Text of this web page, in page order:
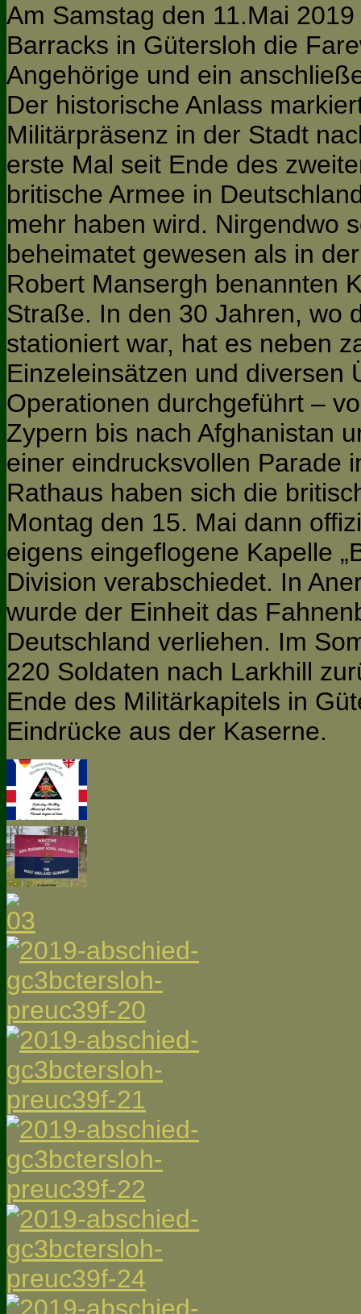
Am Samstag den 11.Mai
Barracks in Gütersloh die
Angehörige und ein
Der historische Anlass
Militärpräsenz in der Stadt
erste Mal seit Ende des
britische Armee in
mehr haben wird. Nirgendwo
beheimatet gewesen als in
Robert Mansergh benannten
Straße. In den 30 Jahren, wo
stationiert war, hat es neben
Einzeleinsätzen und diversen
Operationen durchgeführt –
Zypern bis nach Afghanistan
einer eindrucksvollen Parade
Rathaus haben sich die
Montag den 15. Mai dann
eigens eingeflogene Kapelle
Division verabschiedet. In
wurde der Einheit das
Deutschland verliehen. Im
220 Soldaten nach Larkhill
Ende des Militärkapitels in
Eindrücke aus der Kaserne.